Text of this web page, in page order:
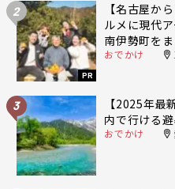
2
PR
【名古屋か
ルメに現代
南伊勢町を
おでかけ
3
【2025年最
内で行ける
おでかけ